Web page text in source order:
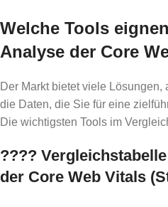
Welche Tools
Analyse der Core
Der Markt bietet viele Lösungen,
die Daten, die Sie für eine
Die wichtigsten Tools im
????️
der Core Web Vitals